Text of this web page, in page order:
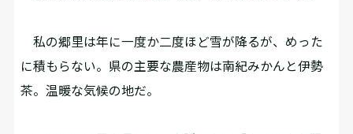
私の郷里は年に一度か二度ほど雪が降るが、めった
に積もらない。県の主要な農産物は南紀みかんと伊勢
茶。温暖な気候の地だ。